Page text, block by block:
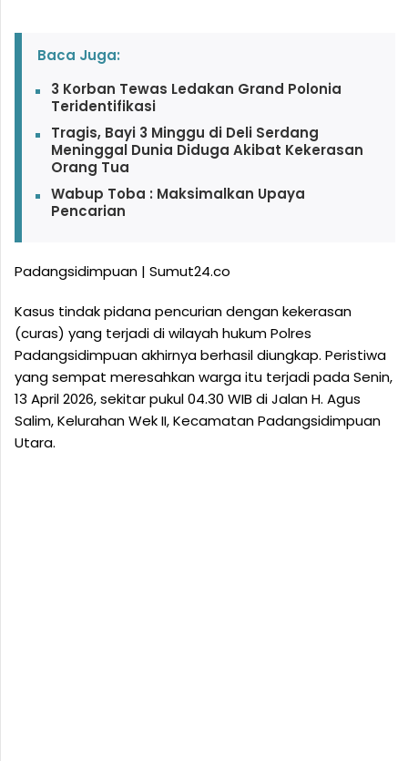
Baca Juga:
3 Korban Tewas Ledakan Grand Polonia
Teridentifikasi
Tragis, Bayi 3 Minggu di Deli Serdang
Meninggal Dunia Diduga Akibat Kekerasan
Orang Tua
Wabup Toba : Maksimalkan Upaya
Pencarian
Padangsidimpuan | Sumut24.co
Kasus tindak pidana pencurian dengan kekerasan
(curas) yang terjadi di wilayah hukum Polres
Padangsidimpuan akhirnya berhasil diungkap. Peristiwa
yang sempat meresahkan warga itu terjadi pada Senin,
13 April 2026, sekitar pukul 04.30 WIB di Jalan H. Agus
Salim, Kelurahan Wek II, Kecamatan Padangsidimpuan
Utara.